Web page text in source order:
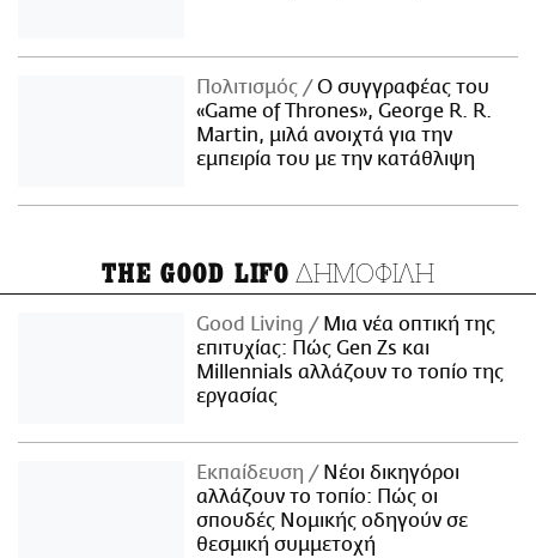
Πολιτισμός
Ο συγγραφέας του
«Game of Thrones», George R. R.
Martin, μιλά ανοιχτά για την
εμπειρία του με την κατάθλιψη
THE GOOD LIFO ΔΗΜΟΦΙΛΗ
Good Living
Μια νέα οπτική της
επιτυχίας: Πώς Gen Zs και
Millennials αλλάζουν το τοπίο της
εργασίας
Εκπαίδευση
Νέοι δικηγόροι
αλλάζουν το τοπίο: Πώς οι
σπουδές Νομικής οδηγούν σε
θεσμική συμμετοχή